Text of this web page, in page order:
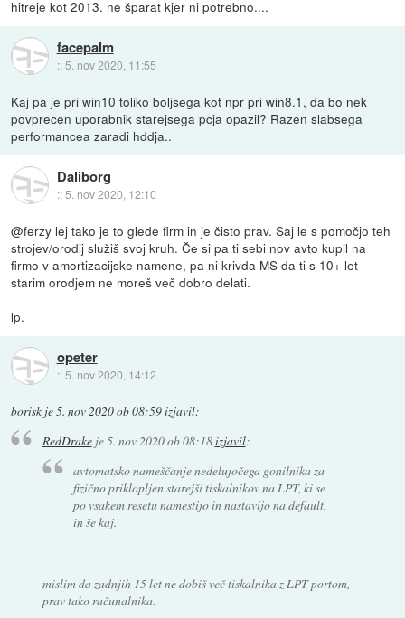
hitreje kot 2013. ne šparat kjer ni potrebno....
facepalm
:: 5. nov 2020, 11:55
Kaj pa je pri win10 toliko boljsega kot npr pri win8.1, da bo nek
povprecen uporabnik starejsega pcja opazil? Razen slabsega
performancea zaradi hddja..
Daliborg
::5. nov 2020, 12:10
@ferzy lej tako je to glede firm in je čisto prav. Saj le s pomočjo teh
strojev/orodij služiš svoj kruh. Če si pa ti sebi nov avto kupil na
firmo v amortizacijske namene, pa ni krivda MS da ti s 10+ let
starim orodjem ne moreš več dobro delati.
lp.
opeter
:: 5. nov 2020, 14:12
borisk je5. nov 2020 ob 08:59izjavil:
RedDrakeje5. nov 2020 ob 08:18izjavil:
avtomatsko nameščanje nedelujočega gonilnika za
fizično priklopljen starejši tiskalnikov na LPT, ki se
po vsakem resetu namestijo in nastavijo na default,
in še kaj.
mislim da zadnjih 15 let ne dobiš več tiskalnika z LPT portom,
prav tako računalnika.